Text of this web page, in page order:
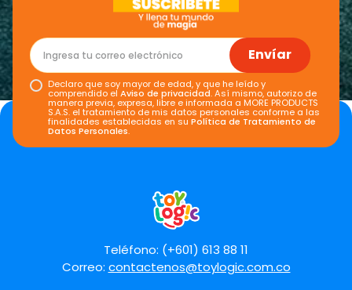
Envíar
Declaro que soy mayor de edad, y que he leído y
comprendido elAviso de privacidad. Así mismo, autorizo de
manera previa, expresa, libre e informada a MORE PRODUCTS
S.A.S. el tratamiento de mis datos personales conforme a las
finalidades establecidas en suPolítica de Tratamiento de
Datos Personales.
Teléfono: (+601) 613 88 11
Correo: contactenos@toylogic.com.co